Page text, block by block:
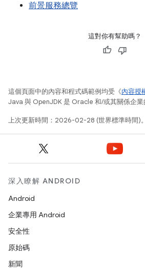
前景服務總覽
這對你有幫助嗎？
這個頁面中的內容和程式碼範例均受《內容授
Java 與 OpenJDK 是 Oracle 和/或其關係企業
上次更新時間：2026-02-28 (世界標準時間)。
深入瞭解 ANDROID
Android
企業專用 Android
安全性
原始碼
新聞